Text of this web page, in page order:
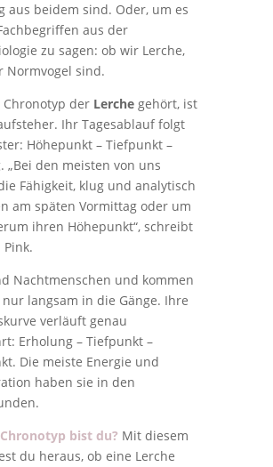
aus beidem sind. Oder, um es
aus der
zu sagen: ob wir Lerche,
Normvogel sind.
Chronotyp der Lerchegehört, ist
Ihr Tagesablauf folgt
Höhepunkt – Tiefpunkt –
„Bei den meisten von uns
Fähigkeit, klug und analytisch
am späten Vormittag oder um
ihren Höhepunkt“, schreibt
Pink.
Nachtmenschen und kommen
langsam in die Gänge. Ihre
verläuft genau
Erholung – Tiefpunkt –
Die meiste Energie und
haben sie in den
bist du? Mit diesem
du heraus, ob eine Lerche